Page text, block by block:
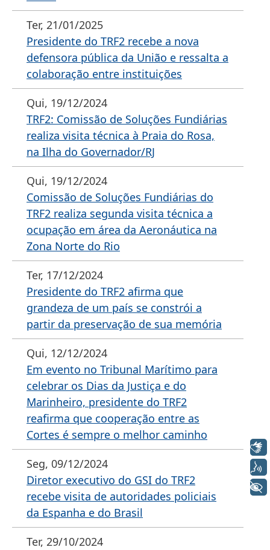
Ter, 21/01/2025
Presidente do TRF2 recebe a nova
defensora pública da União e ressalta a
colaboração entre instituições
Qui, 19/12/2024
TRF2: Comissão de Soluções Fundiárias
realiza visita técnica à Praia do Rosa,
na Ilha do Governador/RJ
Qui, 19/12/2024
Comissão de Soluções Fundiárias do
TRF2 realiza segunda visita técnica a
ocupação em área da Aeronáutica na
Zona Norte do Rio
Ter, 17/12/2024
Presidente do TRF2 afirma que
grandeza de um país se constrói a
partir da preservação de sua memória
Qui, 12/12/2024
Em evento no Tribunal Marítimo para
celebrar os Dias da Justiça e do
Marinheiro, presidente do TRF2
reafirma que cooperação entre as
Cortes é sempre o melhor caminho
Seg, 09/12/2024
Diretor executivo do GSI do TRF2
recebe visita de autoridades policiais
da Espanha e do Brasil
Ter, 29/10/2024
Libras
+ Acessibilidade